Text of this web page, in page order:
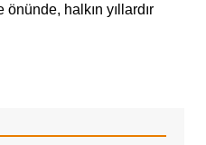
halkın yıllardır